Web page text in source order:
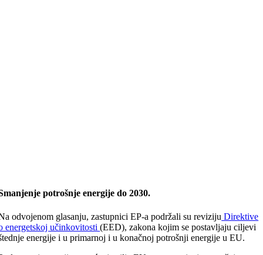
potrošnje energije do 2030.
odvojenom glasanju, zastupnici EP-a podržali su reviziju Direktive
energetskoj učinkovitosti(EED), zakona kojim se postavljaju ciljevi
energije i u primarnoj i u konačnoj potrošnji energije u EU.